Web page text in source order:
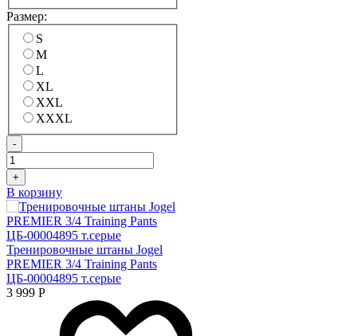
Размер:
S
M
L
XL
XXL
XXXL
-
+
В корзину
Тренировочные штаны Jogel
PREMIER 3/4 Training Pants
ЦБ-00004895 т.серые
3 999 Р